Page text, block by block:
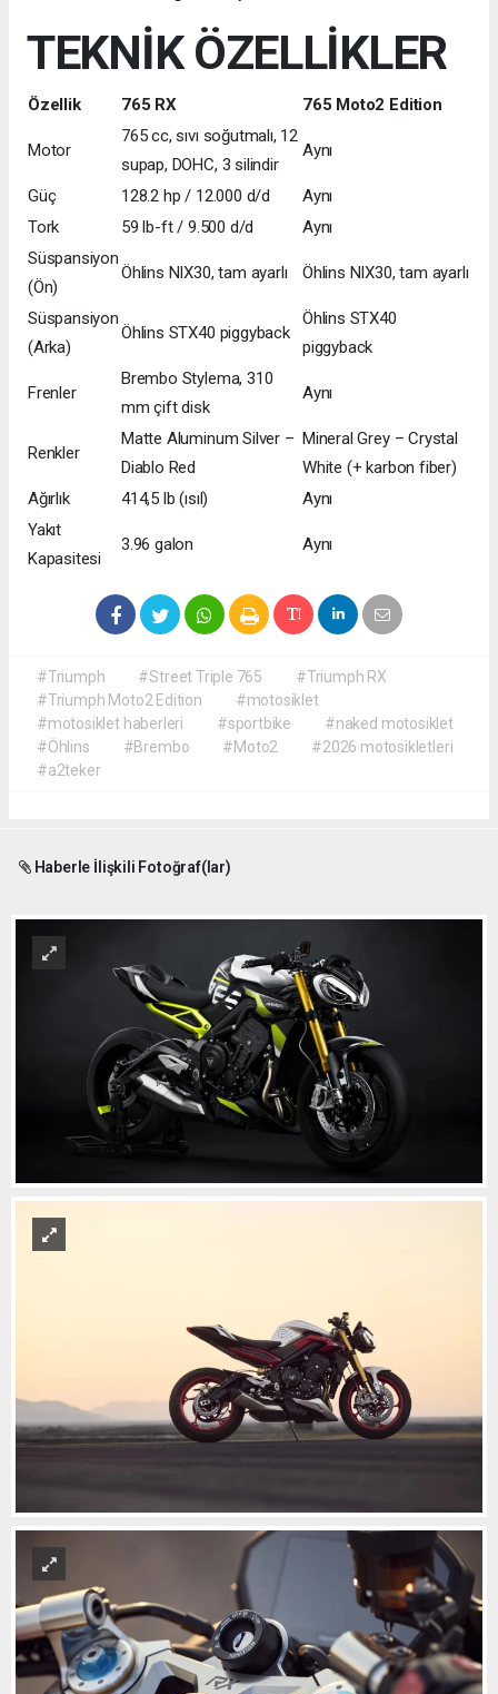
TEKNİK ÖZELLİKLER
Özellik 765 RX 765 Moto2 Edition
Motor
765 cc, sıvı soğutmalı, 12
supap, DOHC, 3 silindir
Aynı
Güç 128.2 hp / 12.000 d/d
Aynı
Tork
59 lb-ft / 9.500 d/d
Aynı
Süspansiyon
(Ön)
Öhlins NIX30, tam ayarlı Öhlins NIX30, tam ayarlı
Süspansiyon
(Arka)
Öhlins STX40 piggyback
Öhlins STX40
piggyback
Frenler
Brembo Stylema, 310
mm çift disk
Aynı
Renkler
Matte Aluminum Silver –
Diablo Red
Mineral Grey – Crystal
White (+ karbon fiber)
Ağırlık
414,5 lb (ısıl)
Aynı
Yakıt
Kapasitesi
3.96 galon Aynı
#Triumph #Street Triple 765
#Triumph RX
#Triumph Moto2 Edition
#motosiklet
#motosiklet haberleri
#sportbike
#naked motosiklet
#Öhlins
#Brembo #Moto2
#2026 motosikletleri
#a2teker
Haberle İlişkili Fotoğraf(lar)